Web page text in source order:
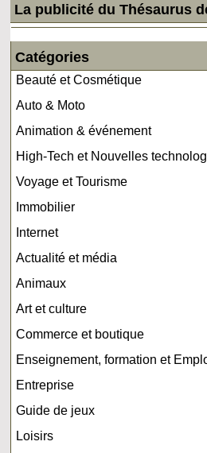
La publicité du Thésaurus
Catégories
Beauté et Cosmétique
Auto & Moto
Animation & événement
High-Tech et Nouvelles
Voyage et Tourisme
Immobilier
Internet
Actualité et média
Animaux
Art et culture
Commerce et boutique
Enseignement, formation et
Entreprise
Guide de jeux
Loisirs